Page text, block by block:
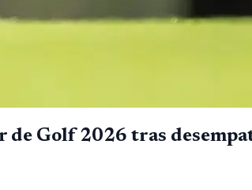
de Golf 2026 tras